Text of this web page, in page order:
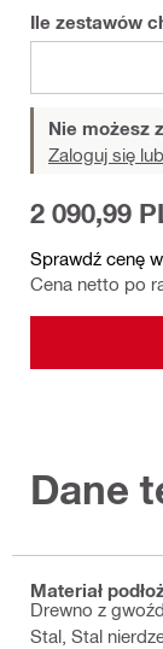
Ile zestawów
Nie możesz
Zaloguj się
Sprawdź cenę
Cena netto po
2 090,99
Dane
Materiał
Drewno z
Stal, Stal